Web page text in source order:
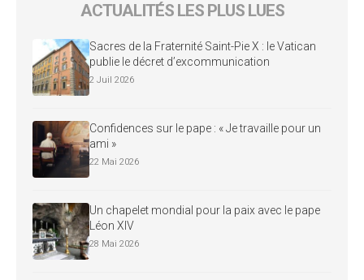
ACTUALITÉS LES PLUS LUES
Sacres de la Fraternité Saint-Pie X : le Vatican
publie le décret d’excommunication
2 Juil 2026
Confidences sur le pape : « Je travaille pour un
ami »
22 Mai 2026
Un chapelet mondial pour la paix avec le pape
Léon XIV
28 Mai 2026